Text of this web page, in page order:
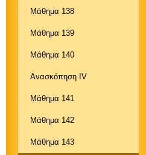
Μάθημα 138
Μάθημα 139
Μάθημα 140
Aνασκόπηση IV
Μάθημα 141
Μάθημα 142
Μάθημα 143